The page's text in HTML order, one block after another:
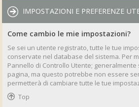
IMPOSTAZIONI E PREFERENZE
Come cambio le mie impostazioni?
Se sei un utente registrato, tutte le tue
conservate nel database del sistema. Per
Pannello di Controllo Utente; generalmente
pagina, ma questo potrebbe non essere
permetterà di cambiare tutte le tue
Top